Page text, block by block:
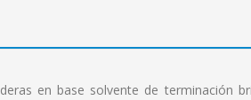
en base solvente de